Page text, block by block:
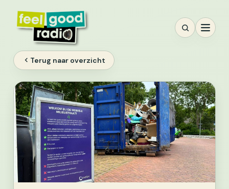
inhoud
Terug naar overzicht